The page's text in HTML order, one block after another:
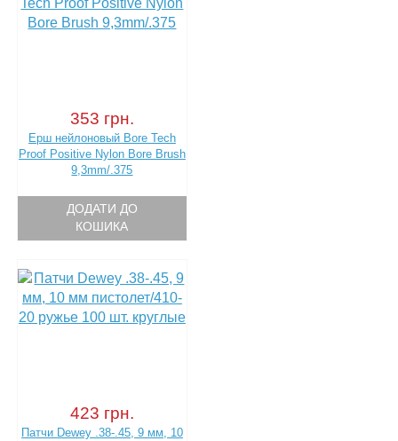
353 грн.
Ерш нейлоновый Bore Tech
Proof Positive Nylon Bore Brush
9,3mm/.375
ДОДАТИ ДО
КОШИКА
423 грн.
Патчи Dewey .38-.45, 9 мм, 10